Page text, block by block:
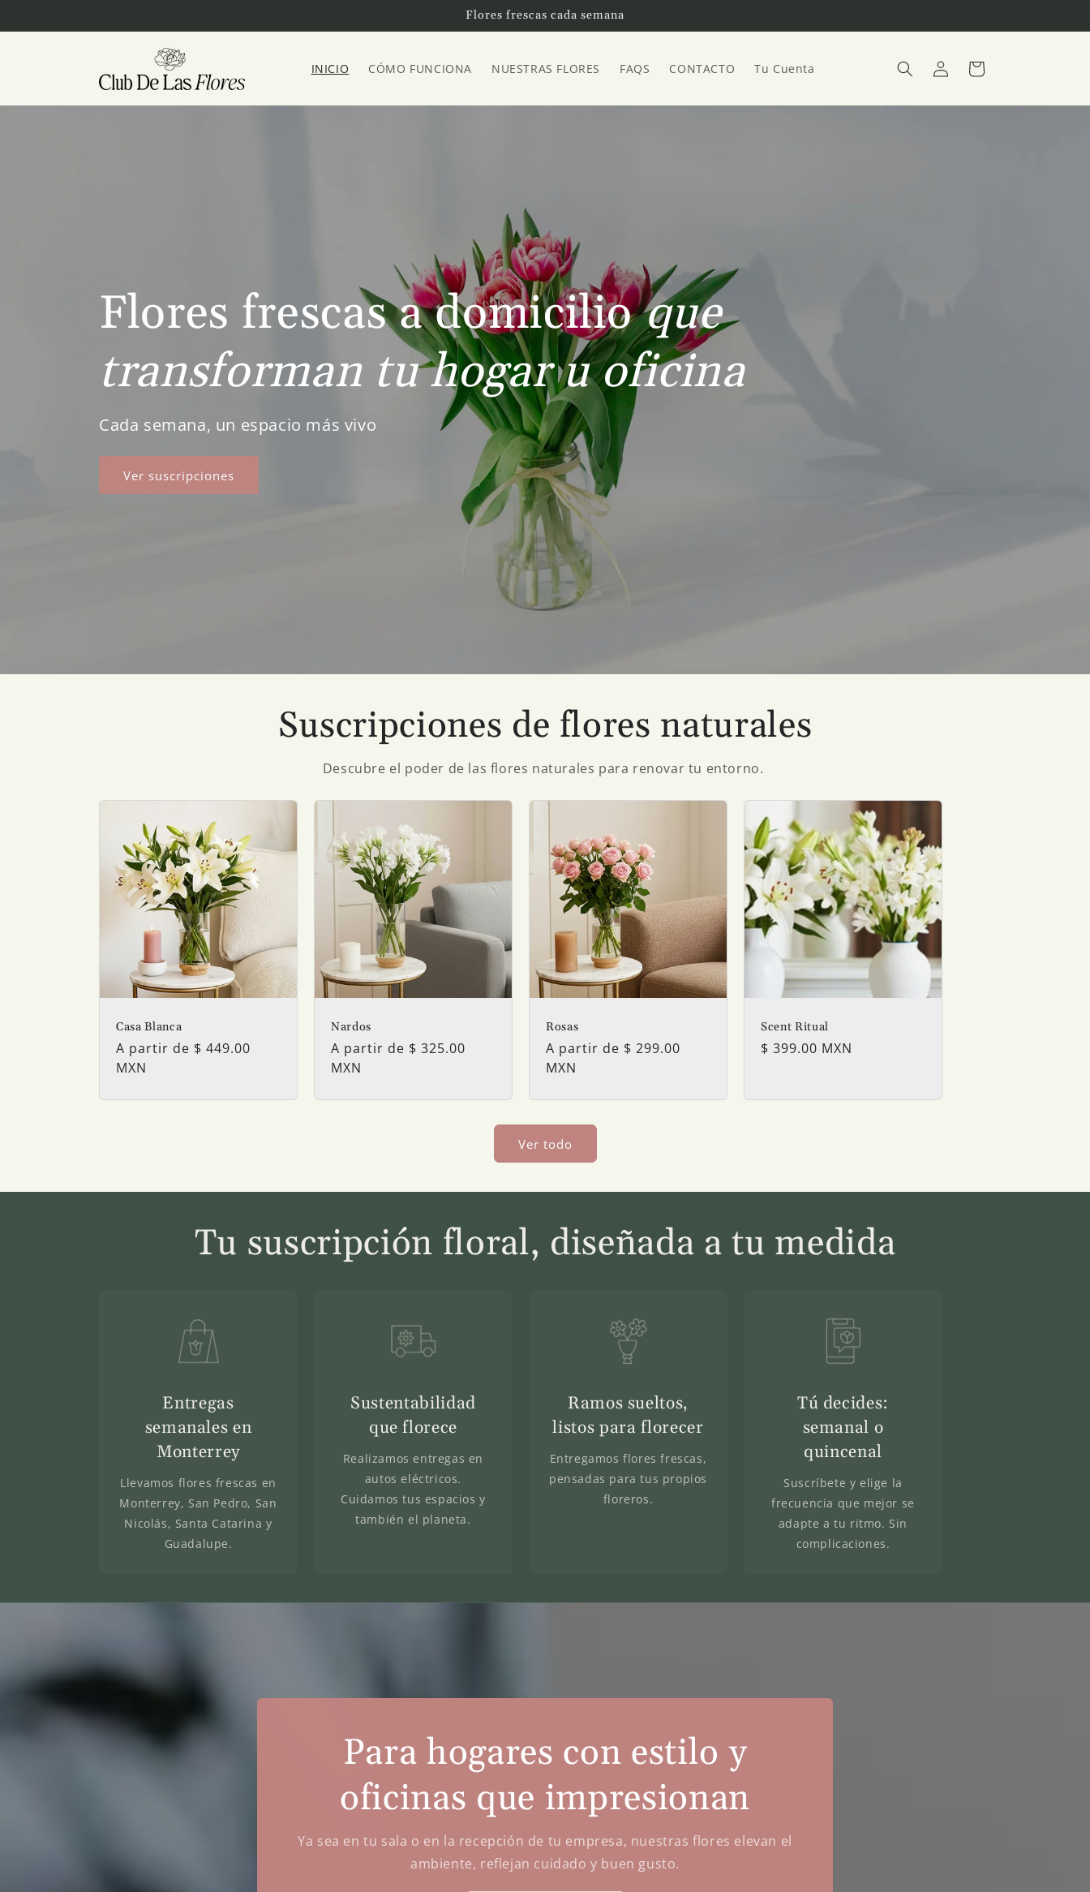
al contenido
Flores frescas cada semana
INICIO CÓMO FUNCIONA NUESTRAS FLORES FAQS CONTACTO Tu Cuenta
Iniciar
sesión
Carrito
Flores frescas a domicilioque
transforman tu hogar u oficina
Cada semana, un espacio más vivo
Ver suscripciones
Suscripciones de flores naturales
Descubre el poder de las flores naturales para renovar tu entorno.
Casa Blanca
Precio
habitual
A partir de $ 449.00
MXN
Nardos
Precio
habitual
A partir de $ 325.00
MXN
Rosas
Precio
habitual
A partir de $ 299.00
MXN
Scent Ritual
Precio
$ 399.00 MXN
Ver todo
Tu suscripción floral, diseñada a tu medida
Entregas
semanales en
Monterrey
Llevamos flores frescas en
Monterrey, San Pedro, San
Nicolás, Santa Catarina y
Guadalupe.
Sustentabilidad
que florece
Realizamos entregas en
autos eléctricos.
Cuidamos tus espacios y
también el planeta.
Ramos sueltos,
listos para florecer
Entregamos flores frescas,
pensadas para tus propios
floreros.
Tú decides:
semanal o
quincenal
Suscríbete y elige la
frecuencia que mejor se
adapte a tu ritmo. Sin
complicaciones.
Para hogares con estilo y
oficinas que impresionan
Ya sea en tu sala o en la recepción de tu empresa, nuestras flores elevan el
ambiente, reflejan cuidado y buen gusto.